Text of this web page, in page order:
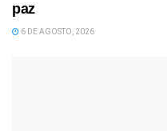
paz
6 DE AGOSTO, 2026